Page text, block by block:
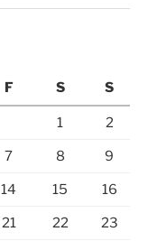
F S S
1 2
7 8 9
14 15 16
21 22 23